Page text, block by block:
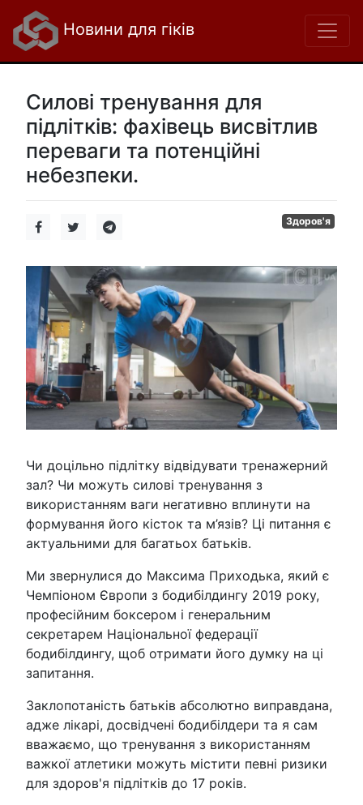
Новини для гіків
Силові тренування для
підлітків: фахівець висвітлив
переваги та потенційні
небезпеки.
Здоров'я
Чи доцільно підлітку відвідувати тренажерний
зал? Чи можуть силові тренування з
використанням ваги негативно вплинути на
формування його кісток та м’язів? Ці питання є
актуальними для багатьох батьків.
Ми звернулися до Максима Приходька, який є
Чемпіоном Європи з бодибілдингу 2019 року,
професійним боксером і генеральним
секретарем Національної федерації
бодибілдингу, щоб отримати його думку на ці
запитання.
Заклопотаність батьків абсолютно виправдана,
адже лікарі, досвідчені бодибілдери та я сам
вважаємо, що тренування з використанням
важкої атлетики можуть містити певні ризики
для здоров'я підлітків до 17 років.